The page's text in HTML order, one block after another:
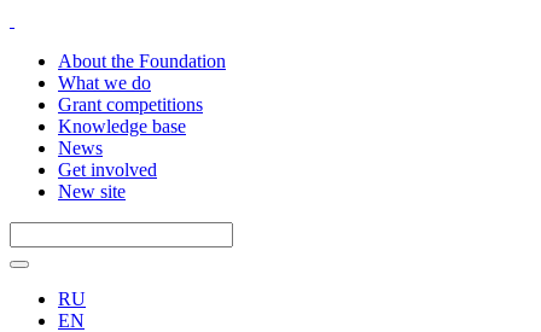
About the Foundation
What we do
Grant competitions
Knowledge base
News
Get involved
New site
RU
EN